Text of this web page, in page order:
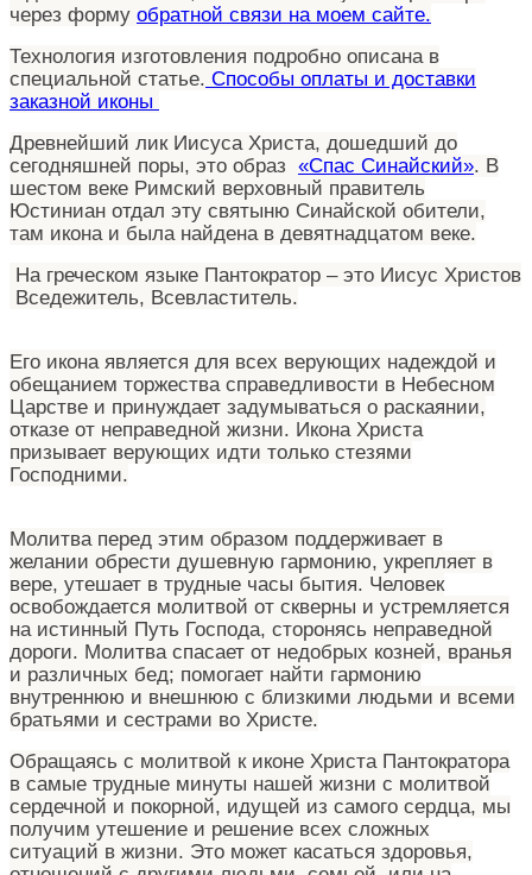
через форму обратной связи на моем сайте.
Технология изготовления подробно описана в
специальной статье. Способы оплаты и доставки
заказной иконы
Древнейший лик Иисуса Христа, дошедший до
сегодняшней поры, это образ «Спас Синайский». В
шестом веке Римский верховный правитель
Юстиниан отдал эту святыню Синайской обители,
там икона и была найдена в девятнадцатом веке.
На греческом языке Пантократор – это Иисус Христов
Вседежитель, Всевластитель.
Его икона является для всех верующих надеждой и
обещанием торжества справедливости в Небесном
Царстве и принуждает задумываться о раскаянии,
отказе от неправедной жизни. Икона Христа
призывает верующих идти только стезями
Господними.
Молитва перед этим образом поддерживает в
желании обрести душевную гармонию, укрепляет в
вере, утешает в трудные часы бытия. Человек
освобождается молитвой от скверны и устремляется
на истинный Путь Господа, сторонясь неправедной
дороги. Молитва спасает от недобрых козней, вранья
и различных бед; помогает найти гармонию
внутреннюю и внешнюю с близкими людьми и всеми
братьями и сестрами во Христе.
Обращаясь с молитвой к иконе Христа Пантократора
в самые трудные минуты нашей жизни с молитвой
сердечной и покорной, идущей из самого сердца, мы
получим утешение и решение всех сложных
ситуаций в жизни. Это может касаться здоровья,